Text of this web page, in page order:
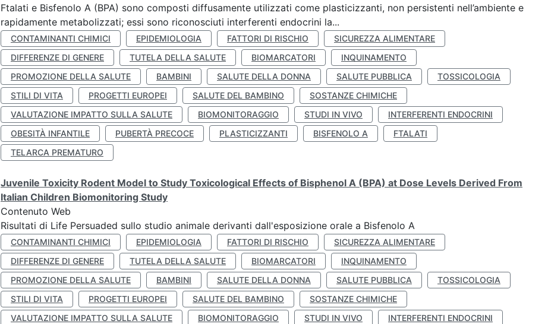
Ftalati e Bisfenolo A (BPA) sono composti diffusamente utilizzati come plasticizzanti, non persistenti nell’ambiente e
rapidamente metabolizzati; essi sono riconosciuti interferenti endocrini la...
CONTAMINANTI CHIMICI EPIDEMIOLOGIA FATTORI DI RISCHIO
SICUREZZA ALIMENTARE
DIFFERENZE DI GENERE
TUTELA DELLA SALUTE BIOMARCATORI
INQUINAMENTO
PROMOZIONE DELLA SALUTE
BAMBINI SALUTE DELLA DONNA SALUTE PUBBLICA
TOSSICOLOGIA
STILI DI VITA
PROGETTI EUROPEI SALUTE DEL BAMBINO
SOSTANZE CHIMICHE
VALUTAZIONE IMPATTO SULLA SALUTE
BIOMONITORAGGIO STUDI IN VIVO
INTERFERENTI ENDOCRINI
OBESITÀ INFANTILE
PUBERTÀ PRECOCE PLASTICIZZANTI BISFENOLO A
FTALATI
TELARCA PREMATURO
Juvenile Toxicity Rodent Model to Study Toxicological Effects of Bisphenol A (BPA) at Dose Levels Derived From
Italian Children Biomonitoring Study
Contenuto Web
Risultati di Life Persuaded sullo studio animale derivanti dall'esposizione orale a Bisfenolo A
CONTAMINANTI CHIMICI EPIDEMIOLOGIA FATTORI DI RISCHIO
SICUREZZA ALIMENTARE
DIFFERENZE DI GENERE
TUTELA DELLA SALUTE BIOMARCATORI
INQUINAMENTO
PROMOZIONE DELLA SALUTE
BAMBINI SALUTE DELLA DONNA SALUTE PUBBLICA
TOSSICOLOGIA
STILI DI VITA
PROGETTI EUROPEI SALUTE DEL BAMBINO
SOSTANZE CHIMICHE
VALUTAZIONE IMPATTO SULLA SALUTE
BIOMONITORAGGIO STUDI IN VIVO
INTERFERENTI ENDOCRINI